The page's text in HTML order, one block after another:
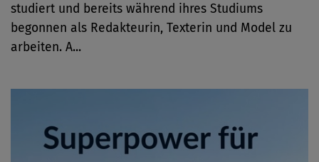
studiert und bereits während ihres Studiums
begonnen als Redakteurin, Texterin und Model zu
arbeiten. A...